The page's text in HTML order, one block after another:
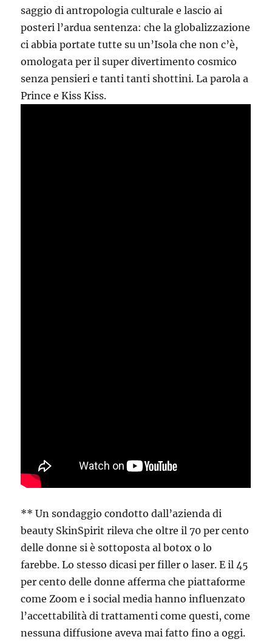
saggio di antropologia culturale e lascio ai
posteri l’ardua sentenza: che la globalizzazione
ci abbia portate tutte su un’Isola che non c’è,
omologata per il super divertimento cosmico
senza pensieri e tanti tanti shottini. La parola a
Prince e Kiss Kiss.
** Un sondaggio condotto dall’azienda di
beauty SkinSpirit rileva che oltre il 70 per cento
delle donne si è sottoposta al botox o lo
farebbe. Lo stesso dicasi per filler o laser. E il 45
per cento delle donne afferma che piattaforme
come Zoom e i social media hanno influenzato
l’accettabilità di trattamenti come questi, come
nessuna diffusione aveva mai fatto fino a oggi.